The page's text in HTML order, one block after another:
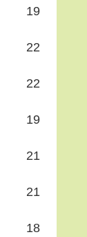
19
22
22
19
21
21
18